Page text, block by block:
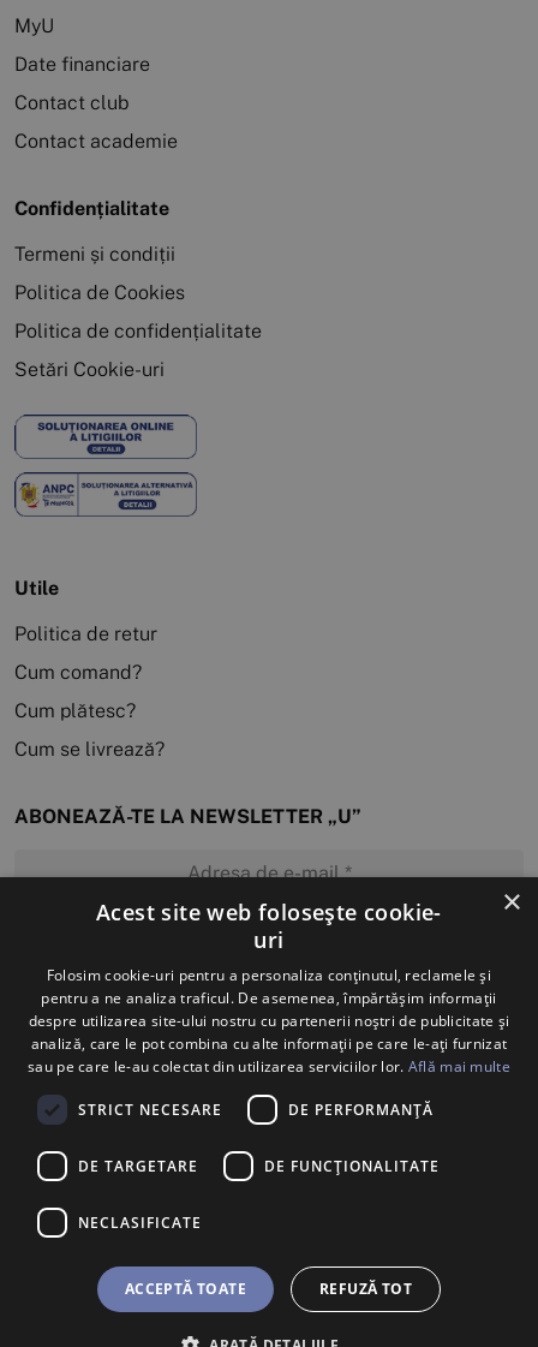
MyU
Date financiare
Contact club
Contact academie
Confidențialitate
Termeni și condiții
Politica de Cookies
Politica de confidențialitate
Setări Cookie-uri
Utile
Politica de retur
Cum comand?
Cum plătesc?
Cum se livrează?
ABONEAZĂ-TE LA NEWSLETTER „U”
MĂ ABONEZ
×
Acest site web folosește cookie-
uri
Folosim cookie-uri pentru a personaliza conținutul, reclamele și
pentru a ne analiza traficul. De asemenea, împărtășim informații
despre utilizarea site-ului nostru cu partenerii noștri de publicitate și
analiză, care le pot combina cu alte informații pe care le-ați furnizat
sau pe care le-au colectat din utilizarea serviciilor lor. Află mai multe
STRICT NECESARE DE PERFORMANȚĂ
DE TARGETARE DE FUNCŢIONALITATE
NECLASIFICATE
ACCEPTĂ TOATE REFUZĂ TOT